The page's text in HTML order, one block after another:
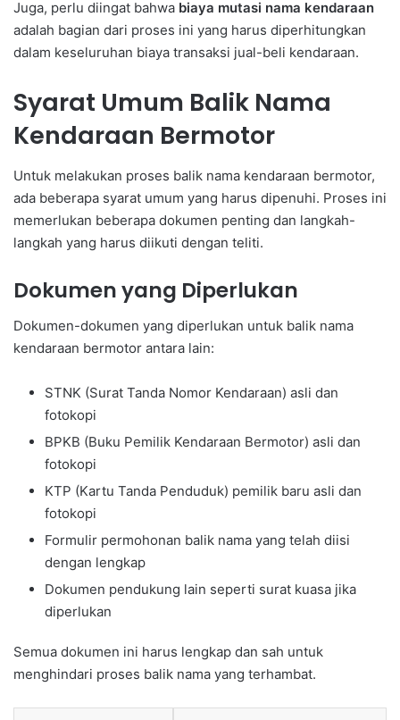
Juga, perlu diingat bahwa biaya mutasi nama kendaraan
adalah bagian dari proses ini yang harus diperhitungkan
dalam keseluruhan biaya transaksi jual-beli kendaraan.
Syarat Umum Balik Nama
Kendaraan Bermotor
Untuk melakukan proses balik nama kendaraan bermotor,
ada beberapa syarat umum yang harus dipenuhi. Proses ini
memerlukan beberapa dokumen penting dan langkah-
langkah yang harus diikuti dengan teliti.
Dokumen yang Diperlukan
Dokumen-dokumen yang diperlukan untuk balik nama
kendaraan bermotor antara lain:
STNK (Surat Tanda Nomor Kendaraan) asli dan
fotokopi
BPKB (Buku Pemilik Kendaraan Bermotor) asli dan
fotokopi
KTP (Kartu Tanda Penduduk) pemilik baru asli dan
fotokopi
Formulir permohonan balik nama yang telah diisi
dengan lengkap
Dokumen pendukung lain seperti surat kuasa jika
diperlukan
Semua dokumen ini harus lengkap dan sah untuk
menghindari proses balik nama yang terhambat.